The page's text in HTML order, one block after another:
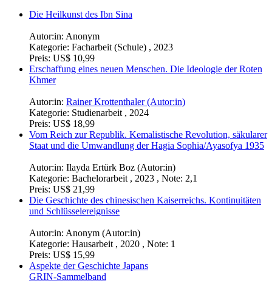
Die Heilkunst des Ibn Sina
Autor:in: Anonym
Kategorie: Facharbeit (Schule) , 2023
Preis: US$ 10,99
Erschaffung eines neuen Menschen. Die Ideologie der Roten
Khmer
Autor:in: Rainer Krottenthaler (Autor:in)
Kategorie: Studienarbeit , 2024
Preis: US$ 18,99
Vom Reich zur Republik. Kemalistische Revolution, säkularer
Staat und die Umwandlung der Hagia Sophia/Ayasofya 1935
Autor:in: Ilayda Ertürk Boz (Autor:in)
Kategorie: Bachelorarbeit , 2023 , Note: 2,1
Preis: US$ 21,99
Die Geschichte des chinesischen Kaiserreichs. Kontinuitäten
und Schlüsselereignisse
Autor:in: Anonym (Autor:in)
Kategorie: Hausarbeit , 2020 , Note: 1
Preis: US$ 15,99
Aspekte der Geschichte Japans
GRIN-Sammelband